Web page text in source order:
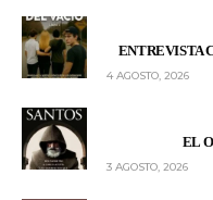
ENTREVISTA
4 AGOSTO, 2026
EL
3 AGOSTO, 2026